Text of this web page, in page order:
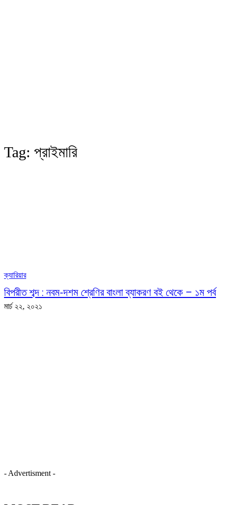
Tag: প্রাইমারি
ক্যারিয়ার
বিপরীত শব্দ : নবম-দশম শ্রেণির বাংলা ব্যাকরণ বই থেকে – ১ম পর্ব
মার্চ ২২, ২০২১
- Advertisment -